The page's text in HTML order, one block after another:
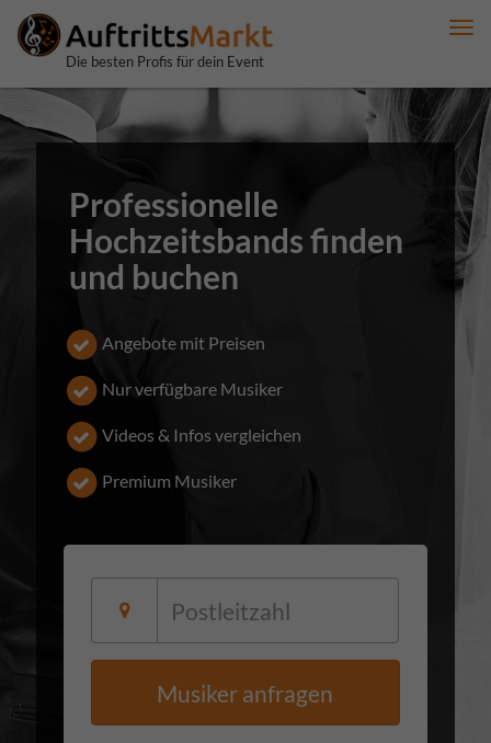
Die besten Profis für dein Event
Professionelle
Hochzeitsbands finden
und buchen
Angebote mit Preisen
Nur verfügbare Musiker
Videos & Infos vergleichen
Premium Musiker
Musiker anfragen